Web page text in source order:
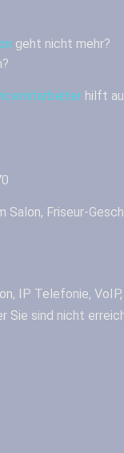
geht nicht mehr?
hilft
Salon, Friseur-
IP Telefonie,
sind nicht